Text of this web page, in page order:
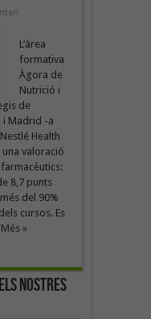
L’àrea
formativa
Àgora de
Nutrició i
de
i Madrid -a
Health
una valoració
8,7 punts
del 90%
cursos. Es
»
nostres